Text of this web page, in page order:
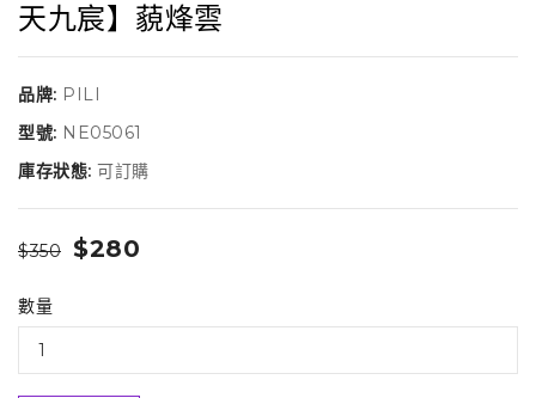
天九宸】藐烽雲
品牌: PILI
型號: NE05061
庫存狀態: 可訂購
$350 $280
數量